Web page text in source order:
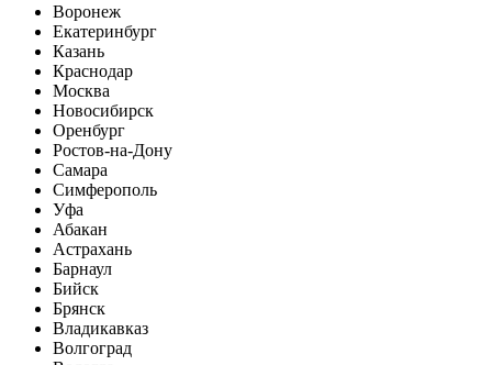
Воронеж
Екатеринбург
Казань
Краснодар
Москва
Новосибирск
Оренбург
Ростов-на-Дону
Самара
Симферополь
Уфа
Абакан
Астрахань
Барнаул
Бийск
Брянск
Владикавказ
Волгоград